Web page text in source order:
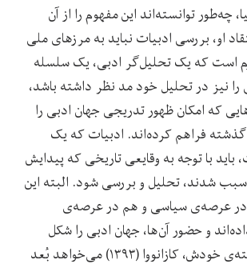
چه‌طور توانسته‌اند این مفهوم را از آن
او، بررسی ادبیات نباید به مرزهای ملی
است که یک تحلیل‌گر ادبی، یک سلسله
را نیز در تحلیل خود مد نظر داشته باشد،
که امکان ظهور تدریجی جهان ادبی را
فراهم کرده‌‌اند. ادبیات که یک
با توجه به وقایعی تاریخی که پیدایش
شدند، تحلیل و بررسی شود. البته این
در عرصه‌‌ی سیاسی و هم در عرصه‌‌ی
و حضور آن‌‌ها، جهان ادبی را شکل
داده است. به گفته‌‌ی خودش، کازانووا (۱۳۹۳) می‌‌خواهد بُعد